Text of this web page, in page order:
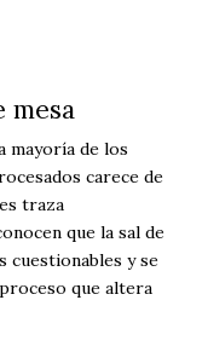
mesa
mayoría de los
​​carece de
traza
que la sal de
cuestionables y se
que altera